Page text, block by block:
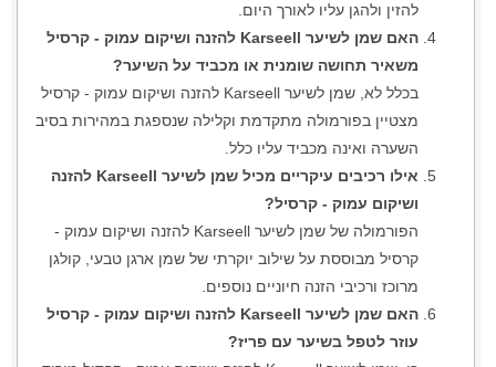
להזין ולהגן עליו לאורך היום.
האם שמן לשיער Karseell להזנה ושיקום עמוק - קרסיל
משאיר תחושה שומנית או מכביד על השיער?
בכלל לא, שמן לשיער Karseell להזנה ושיקום עמוק - קרסיל
מצטיין בפורמולה מתקדמת וקלילה שנספגת במהירות בסיב
השערה ואינה מכביד עליו כלל.
אילו רכיבים עיקריים מכיל שמן לשיער Karseell להזנה
ושיקום עמוק - קרסיל?
הפורמולה של שמן לשיער Karseell להזנה ושיקום עמוק -
קרסיל מבוססת על שילוב יוקרתי של שמן ארגן טבעי, קולגן
מרוכז ורכיבי הזנה חיוניים נוספים.
האם שמן לשיער Karseell להזנה ושיקום עמוק - קרסיל
עוזר לטפל בשיער עם פריז?